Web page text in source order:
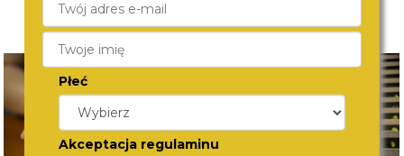
Płeć
Akceptacja regulaminu